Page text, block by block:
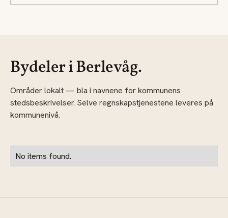
Bydeler i Berlevåg.
Områder lokalt — bla i navnene for kommunens
stedsbeskrivelser. Selve regnskapstjenestene leveres på
kommunenivå.
No items found.